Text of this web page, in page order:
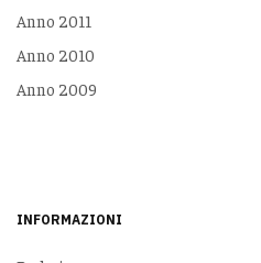
Anno 2011
Anno 2010
Anno 2009
INFORMAZIONI